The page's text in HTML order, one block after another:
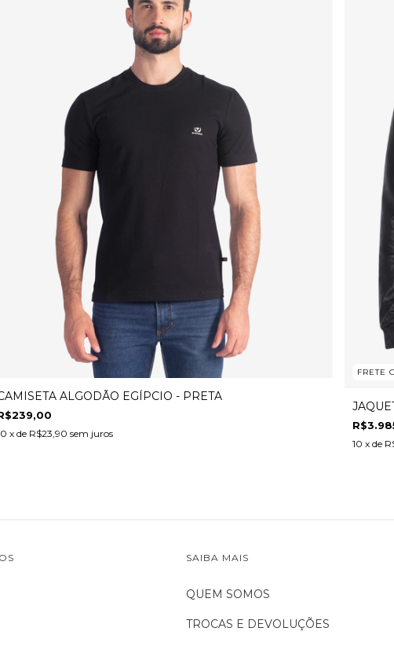
ALGODÃO EGÍPCIO - PRETA
x de R$23,90 sem juros
FRETE
10 x de
SAIBA MAIS
QUEM SOMOS
TROCAS E DEVOLUÇÕES